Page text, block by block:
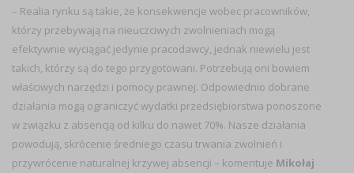
– Realia rynku są takie, że konsekwencje wobec pracowników,
którzy przebywają na nieuczciwych zwolnieniach mogą
efektywnie wyciągać jedynie pracodawcy, jednak niewielu jest
takich, którzy są do tego przygotowani. Potrzebują oni bowiem
właściwych narzędzi i pomocy prawnej. Odpowiednio dobrane
działania mogą ograniczyć wydatki przedsiębiorstwa ponoszone
w związku z absencją od kilku do nawet 70%. Nasze działania
powodują, skrócenie średniego czasu trwania zwolnień i
przywrócenie naturalnej krzywej absencji – komentuje Mikołaj